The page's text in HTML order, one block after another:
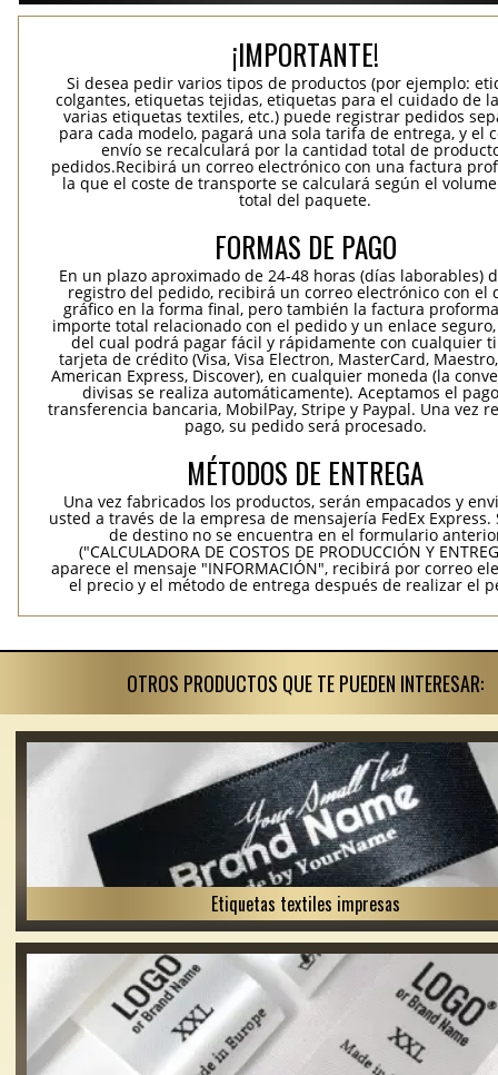
¡IMPORTANTE!
Si desea pedir varios tipos de productos (por ejemplo:
colgantes, etiquetas tejidas, etiquetas para el cuidado de
varias etiquetas textiles, etc.) puede registrar pedidos
para cada modelo, pagará una sola tarifa de entrega, y el
envío se recalculará por la cantidad total de
pedidos.Recibirá un correo electrónico con una factura
la que el coste de transporte se calculará según el
total del paquete.
FORMAS DE PAGO
En un plazo aproximado de 24-48 horas (días laborables)
registro del pedido, recibirá un correo electrónico con el
gráfico en la forma final, pero también la factura
importe total relacionado con el pedido y un enlace
del cual podrá pagar fácil y rápidamente con cualquier
tarjeta de crédito (Visa, Visa Electron, MasterCard,
American Express, Discover), en cualquier moneda (la
divisas se realiza automáticamente). Aceptamos el
transferencia bancaria, MobilPay, Stripe y Paypal. Una vez
pago, su pedido será procesado.
MÉTODOS DE ENTREGA
Una vez fabricados los productos, serán empacados y
usted a través de la empresa de mensajería FedEx Express.
de destino no se encuentra en el formulario
("CALCULADORA DE COSTOS DE PRODUCCIÓN Y
aparece el mensaje "INFORMACIÓN", recibirá por correo
el precio y el método de entrega después de realizar el
OTROS PRODUCTOS QUE TE PUEDEN INTERESAR:
Etiquetas textiles impresas